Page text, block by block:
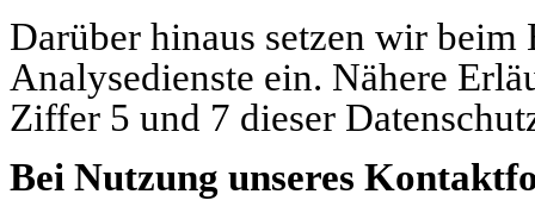
Darüber hinaus setzen wir beim
Analysedienste ein. Nähere
Ziffer 5 und 7 dieser
Bei Nutzung unseres